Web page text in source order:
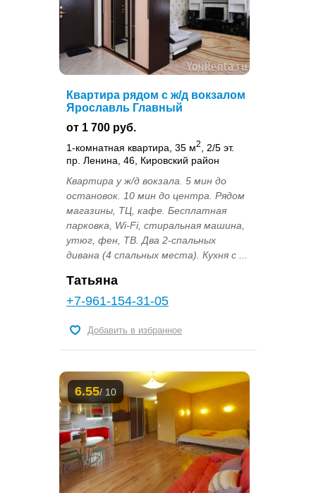
Квартира рядом с ж/д вокзалом
Ярославль Главный
от 1 700 руб.
1-комнатная квартира, 35 м2
, 2/5 эт.
пр. Ленина, 46, Кировский район
Квартира у ж/д вокзала. 5 мин до
остановок. 10 мин до центра. Рядом
магазины, ТЦ, кафе. Бесплатная
парковка, Wi-Fi, стиральная машина,
утюг, фен, ТВ. Два 2-спальных
дивана (4 спальных места). Кухня с ...
Татьяна
+7-961-154-31-05
Добавить в избранное
6.55/ 10